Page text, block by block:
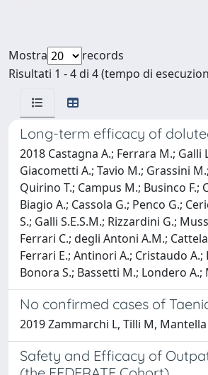
Mostra
records
Risultati 1 - 4 di 4 (tempo di
Long-term efficacy of
2018 Castagna A.; Ferrara M.; Galli
Giacometti A.; Tavio M.; Grassini
Quirino T.; Campus M.; Businco F.;
Biagio A.; Cassola G.; Penco G.;
S.; Galli S.E.S.M.; Rizzardini G.;
Ferrari C.; degli Antoni A.M.;
Ferrari E.; Antinori A.; Cristaudo A.;
Bonora S.; Bassetti M.; Londero A.;
No confirmed cases of
2019 Zammarchi L, Tilli M,
Safety and Efficacy of